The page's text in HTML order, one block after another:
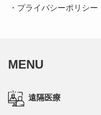
・ プライバシーポリシー
MENU
遠隔医療